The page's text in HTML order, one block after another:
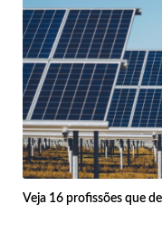
Veja 16 profissões que